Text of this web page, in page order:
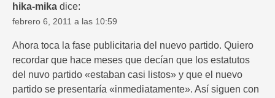
hika-mika dice:
febrero 6, 2011 a las 10:59
Ahora toca la fase publicitaria del nuevo partido. Quiero
recordar que hace meses que decían que los estatutos
del nuvo partido «estaban casi listos» y que el nuevo
partido se presentaría «inmediatamente». Así siguen con